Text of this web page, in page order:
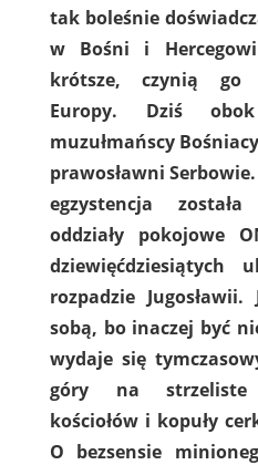
tak boleśnie
w Bośni i
krótsze, czynią go
Europy. Dziś
muzułmańscy
prawosławni
egzystencja
oddziały pokojowe
dziewięćdziesiątych
rozpadzie
sobą, bo inaczej być
wydaje się
góry na strzeliste
kościołów i kopuły
O bezsensie